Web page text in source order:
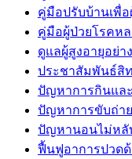
คู่มือปรับบ้านเพื่อ
คู่มือผู้ป่วยโรคห
ดูแลผู้สูงอายุอย่า
ประชาสัมพันธ์สิ
ปัญหาการกินแล
ปัญหาการขับถ่าย
ปัญหานอนไม่หลั
ฟื้นฟูอาการปวด